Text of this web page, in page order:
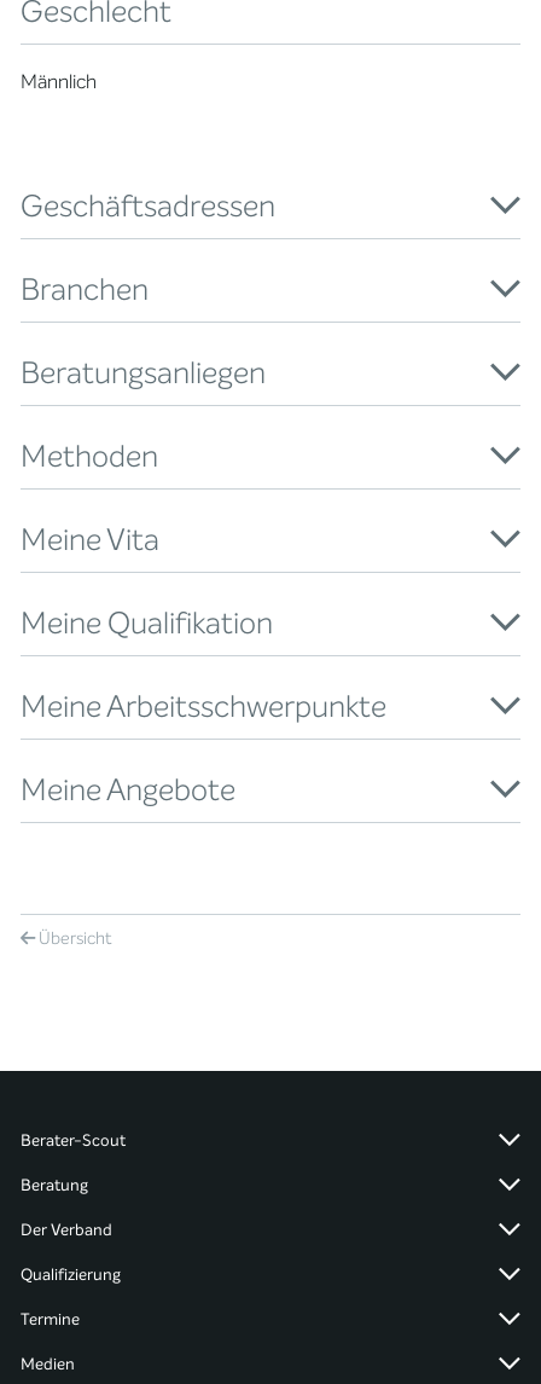
Geschlecht
Männlich
Geschäftsadressen
Branchen
Beratungsanliegen
Methoden
Meine Vita
Meine Qualifikation
Meine Arbeitsschwerpunkte
Meine Angebote
Übersicht
Berater-Scout
Beratung
Der Verband
Qualifizierung
Termine
Medien